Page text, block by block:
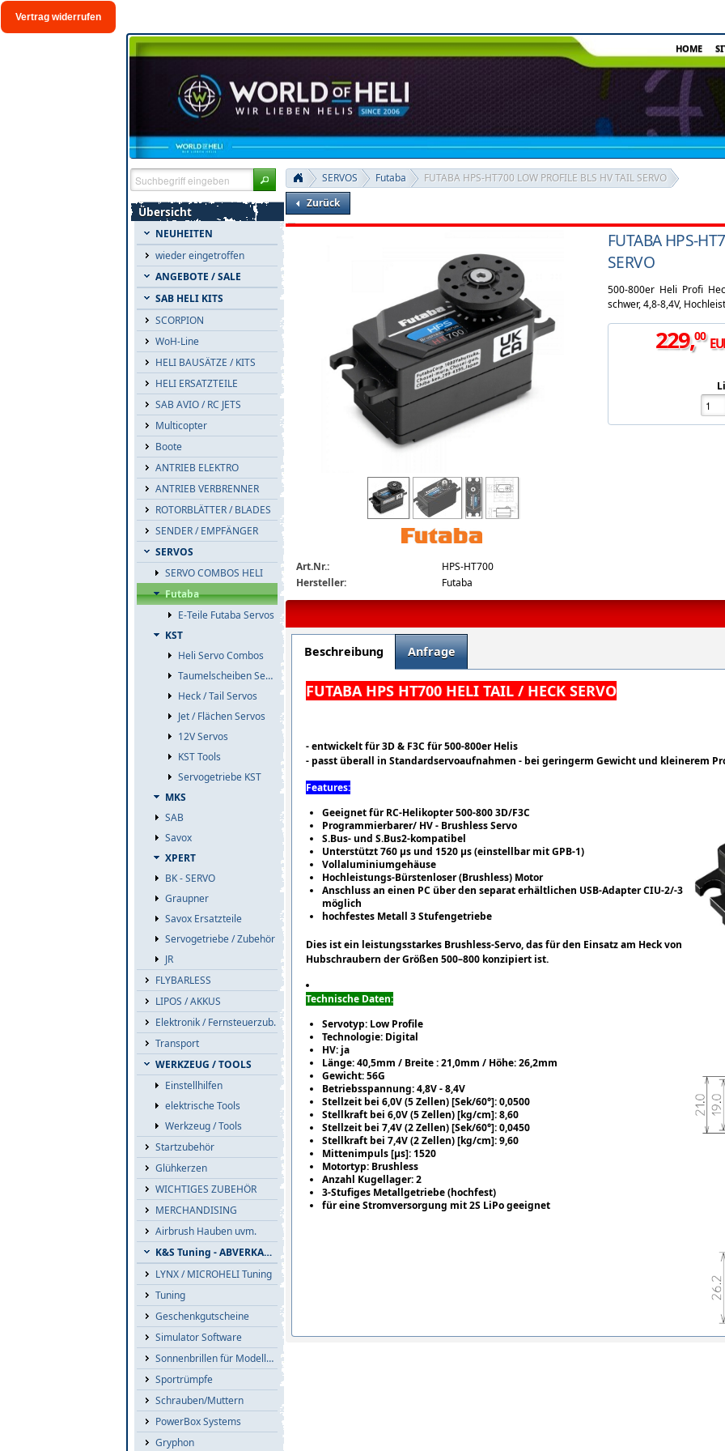
Vertrag widerrufen
HOME
Übersicht
NEUHEITEN
wieder eingetroffen
ANGEBOTE / SALE
SAB HELI KITS
SCORPION
WoH-Line
HELI BAUSÄTZE / KITS
HELI ERSATZTEILE
SAB AVIO / RC JETS
Multicopter
Boote
ANTRIEB ELEKTRO
ANTRIEB VERBRENNER
ROTORBLÄTTER / BLADES
SENDER / EMPFÄNGER
SERVOS
SERVO COMBOS HELI
Futaba
E-Teile Futaba Servos
KST
Heli Servo Combos
Taumelscheiben Servos
Heck / Tail Servos
Jet / Flächen Servos
12V Servos
KST Tools
Servogetriebe KST
MKS
SAB
Savox
XPERT
BK - SERVO
Graupner
Savox Ersatzteile
Servogetriebe / Zubehör
JR
FLYBARLESS
LIPOS / AKKUS
Elektronik / Fernsteuerzub.
Transport
WERKZEUG / TOOLS
Einstellhilfen
elektrische Tools
Werkzeug / Tools
Startzubehör
Glühkerzen
WICHTIGES ZUBEHÖR
MERCHANDISING
Airbrush Hauben uvm.
K&S Tuning - ABVERKAUF
LYNX / MICROHELI Tuning
Tuning
Geschenkgutscheine
Simulator Software
Sonnenbrillen für Modellflieger
Sportrümpfe
Schrauben/Muttern
PowerBox Systems
Gryphon
SERVOS Futaba
FUTABA HPS-HT700 LOW PROFILE BLS HV TAIL SERVO
Zurück
Art.Nr.:
HPS-HT700
Hersteller:
Futaba
FUTABA HPS-
SERVO
500-800er Heli Profi
schwer, 4,8-8,4V,
229,00
Beschreibung Anfrage
FUTABA HPS HT700 HELI TAIL / HECK SERVO
- entwickelt für 3D & F3C für 500-800er Helis
- passt überall in Standardservoaufnahmen - bei geringerm Gewicht und kleinerem
Features:
Geeignet für RC-Helikopter 500-800 3D/F3C
Programmierbarer/ HV - Brushless Servo
S.Bus- und S.Bus2-kompatibel
Unterstützt 760 µs und 1520 µs (einstellbar mit GPB-1)
Vollaluminiumgehäuse
Hochleistungs-Bürstenloser (Brushless) Motor
Anschluss an einen PC über den separat erhältlichen USB-Adapter CIU-2/-3
möglich
hochfestes Metall 3 Stufengetriebe
Dies ist ein leistungsstarkes Brushless-Servo, das für den Einsatz am Heck von
Hubschraubern der Größen 500–800 konzipiert ist.
Technische Daten:
Servotyp: Low Profile
Technologie: Digital
HV: ja
Länge: 40,5mm / Breite : 21,0mm / Höhe: 26,2mm
Gewicht: 56G
Betriebsspannung: 4,8V - 8,4V
Stellzeit bei 6,0V (5 Zellen) [Sek/60°]: 0,0500
Stellkraft bei 6,0V (5 Zellen) [kg/cm]: 8,60
Stellzeit bei 7,4V (2 Zellen) [Sek/60°]: 0,0450
Stellkraft bei 7,4V (2 Zellen) [kg/cm]: 9,60
Mittenimpuls [µs]: 1520
Motortyp: Brushless
Anzahl Kugellager: 2
3-Stufiges Metallgetriebe (hochfest)
für eine Stromversorgung mit 2S LiPo geeignet